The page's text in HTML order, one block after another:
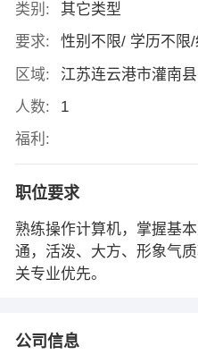
类别:
其它类型
要求:
性别不限/ 学历不限
区域:
江苏连云港市灌南县
人数:
1
福利:
职位要求
熟练操作计算机，掌握基
通，活泼、大方、形象气质
关专业优先。
公司信息